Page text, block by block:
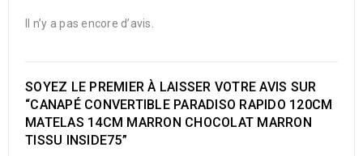
Il n’y a pas encore d’avis.
SOYEZ LE PREMIER À LAISSER VOTRE AVIS SUR
“CANAPÉ CONVERTIBLE PARADISO RAPIDO 120CM
MATELAS 14CM MARRON CHOCOLAT MARRON
TISSU INSIDE75”